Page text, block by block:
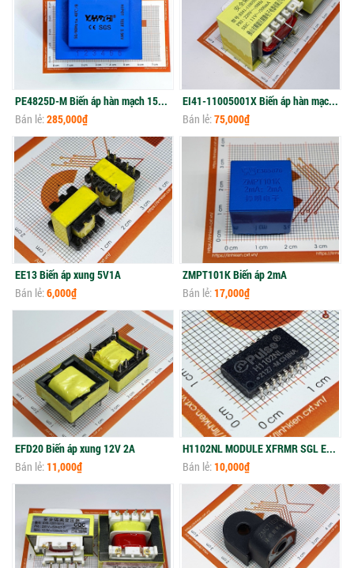
PE4825D-M Biến áp hàn mạch 15VA 220V 12Vx2
Bán lẻ:285,000₫
EI41-11005001X Biến áp hàn mạch 11V 500mA
Bán lẻ:75,000₫
EE13 Biến áp xung 5V1A
Bán lẻ:6,000₫
ZMPT101K Biến áp 2mA
Bán lẻ:17,000₫
EFD20 Biến áp xung 12V 2A
Bán lẻ:11,000₫
H1102NL MODULE XFRMR SGL ETHR LAN 16SOIC
Bán lẻ:10,000₫